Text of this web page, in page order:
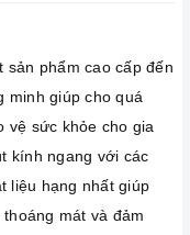
sản phẩm cao cấp đến
minh giúp cho quá
vệ sức khỏe cho gia
kính ngang với các
liệu hạng nhất giúp
mát và đảm